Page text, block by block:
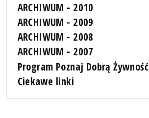
ARCHIWUM - 2010
ARCHIWUM - 2009
ARCHIWUM - 2008
ARCHIWUM - 2007
Program Poznaj Dobrą Żywność
Ciekawe linki